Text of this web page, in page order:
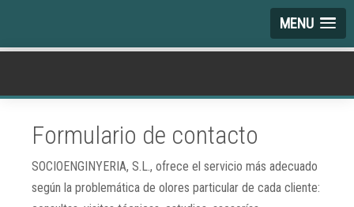
MENU
Formulario de contacto
SOCIOENGINYERIA, S.L., ofrece el servicio más adecuado
según la problemática de olores particular de cada cliente: